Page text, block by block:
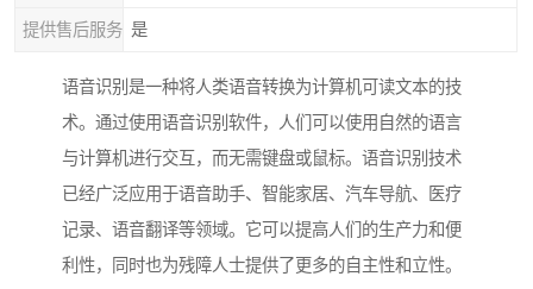
提供售后服务 是
语音识别是一种将人类语音转换为计算机可读文本的技
术。通过使用语音识别软件，人们可以使用自然的语言
与计算机进行交互，而无需键盘或鼠标。语音识别技术
已经广泛应用于语音助手、智能家居、汽车导航、医疗
记录、语音翻译等领域。它可以提高人们的生产力和便
利性，同时也为残障人士提供了更多的自主性和立性。